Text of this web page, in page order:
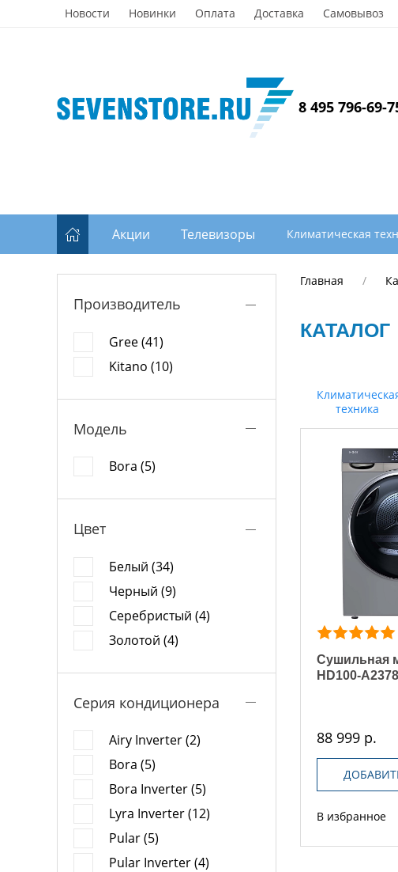
Новости Новинки Оплата Доставка Самовывоз
8 495 796-69-
Акции Телевизоры Климатическая
Производитель
Gree (41)
Kitano (10)
Модель
Bora (5)
Цвет
Белый (34)
Черный (9)
Серебристый (4)
Золотой (4)
Серия кондиционера
Airy Inverter (2)
Bora (5)
Bora Inverter (5)
Lyra Inverter (12)
Pular (5)
Pular Inverter (4)
Главная
КАТАЛОГ
техника
Сушильная
HD100-
88 999 р.
В избранное